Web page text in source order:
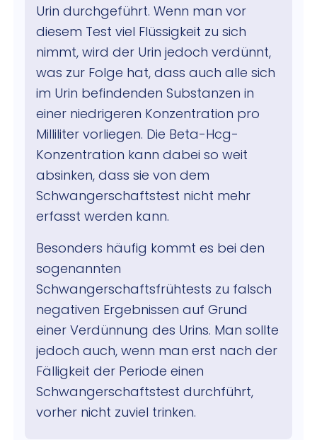
Urin durchgeführt. Wenn man vor
diesem Test viel Flüssigkeit zu sich
nimmt, wird der Urin jedoch verdünnt,
was zur Folge hat, dass auch alle sich
im Urin befindenden Substanzen in
einer niedrigeren Konzentration pro
Milliliter vorliegen. Die Beta-Hcg-
Konzentration kann dabei so weit
absinken, dass sie von dem
Schwangerschaftstest nicht mehr
erfasst werden kann.
Besonders häufig kommt es bei den
sogenannten
Schwangerschaftsfrühtests zu falsch
negativen Ergebnissen auf Grund
einer Verdünnung des Urins. Man sollte
jedoch auch, wenn man erst nach der
Fälligkeit der Periode einen
Schwangerschaftstest durchführt,
vorher nicht zuviel trinken.